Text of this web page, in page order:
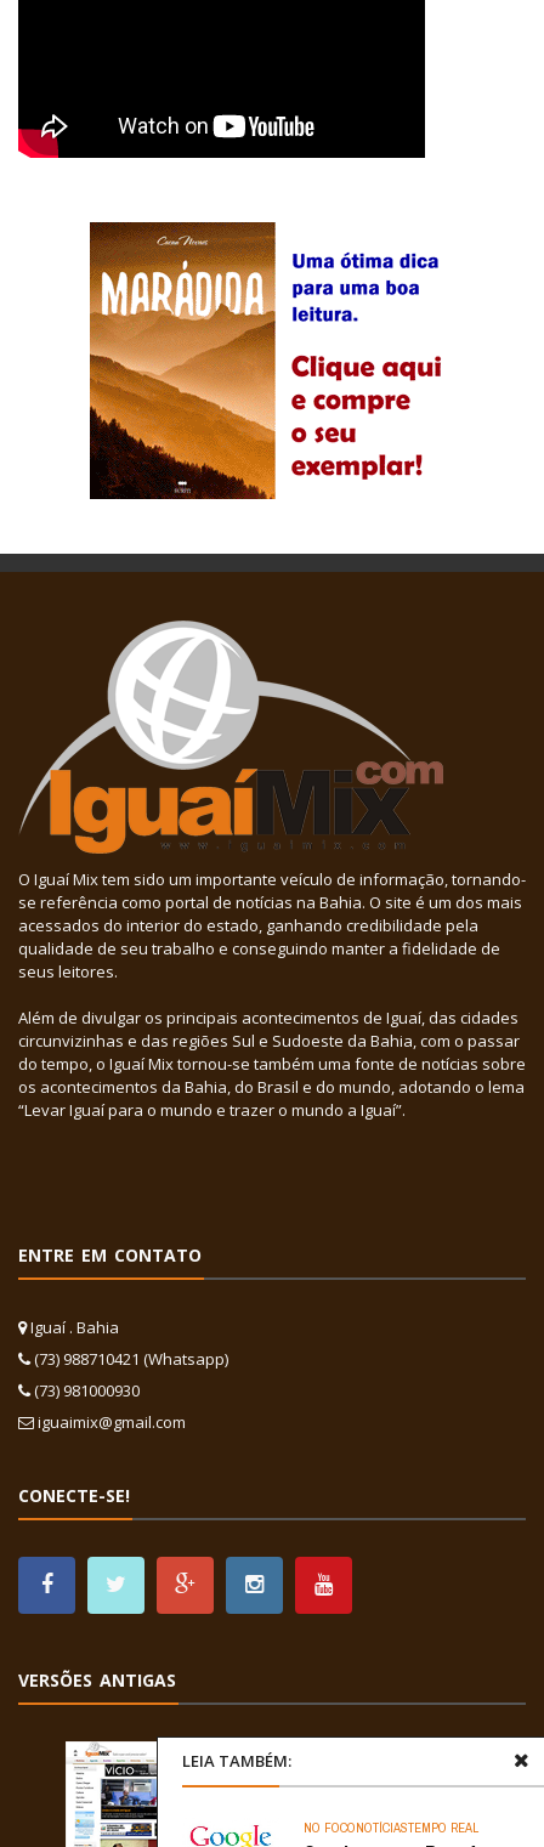
LEIA TAMBÉM:
NO FOCONOTÍCIASTEMPO REAL
O Iguaí Mix tem sido um importante veículo de informação, tornando-
se referência como portal de notícias na Bahia. O site é um dos mais
acessados do interior do estado, ganhando credibilidade pela
qualidade de seu trabalho e conseguindo manter a fidelidade de
seus leitores.
Além de divulgar os principais acontecimentos de Iguaí, das cidades
circunvizinhas e das regiões Sul e Sudoeste da Bahia, com o passar
do tempo, o Iguaí Mix tornou-se também uma fonte de notícias sobre
os acontecimentos da Bahia, do Brasil e do mundo, adotando o lema
“Levar Iguaí para o mundo e trazer o mundo a Iguaí”.
ENTRE EM CONTATO
Iguaí . Bahia
(73) 988710421 (Whatsapp)
(73) 981000930
iguaimix@gmail.com
CONECTE-SE!
VERSÕES ANTIGAS